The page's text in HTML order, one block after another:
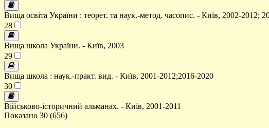
Вища освіта України : теорет. та наук.-метод. часопис. - Київ, 2002-2012;
28
Вища школа України. - Київ, 2003
29
Вища школа : наук.-практ. вид. - Київ, 2001-2012;2016-2020
30
Військово-історичний альманах. - Київ, 2001-2011
Показано 30 (656)